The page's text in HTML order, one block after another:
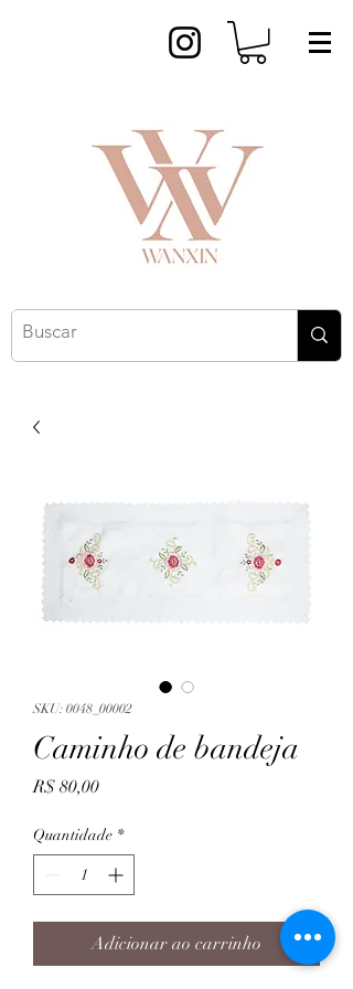
SKU: 0048_00002
Caminho de bandeja
R$ 80,00Preço
Quantidade *
Adicionar ao carrinho